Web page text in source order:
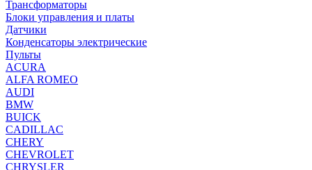
Трансформаторы
Блоки управления и платы
Датчики
Конденсаторы электрические
Пульты
ACURA
ALFA ROMEO
AUDI
BMW
BUICK
CADILLAC
CHERY
CHEVROLET
CHRYSLER